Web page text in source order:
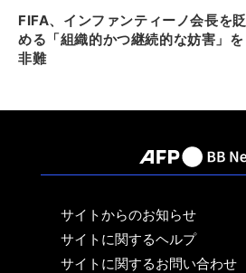
FIFA、インファンティーノ会長を貶
める「組織的かつ継続的な妨害」を
非難
サイトからのお知らせ
サイトに関するヘルプ
サイトに関するお問い合わせ